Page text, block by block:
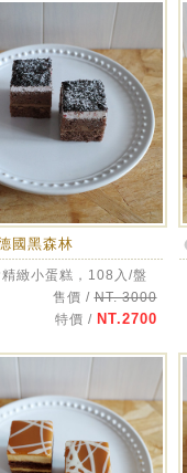
國黑森林
緻小蛋糕，108入/盤
售價 /NT. 3000
特價 / NT.2700